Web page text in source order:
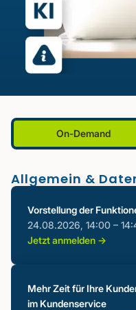
On-Demand
Allgemein &
Vorstellung der
24.08.2026, 14:00 –
Jetzt anmelden ->
Mehr Zeit für Ihre
im Kundenservice